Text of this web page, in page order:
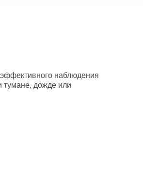
наблюдения
тумане, дожде или